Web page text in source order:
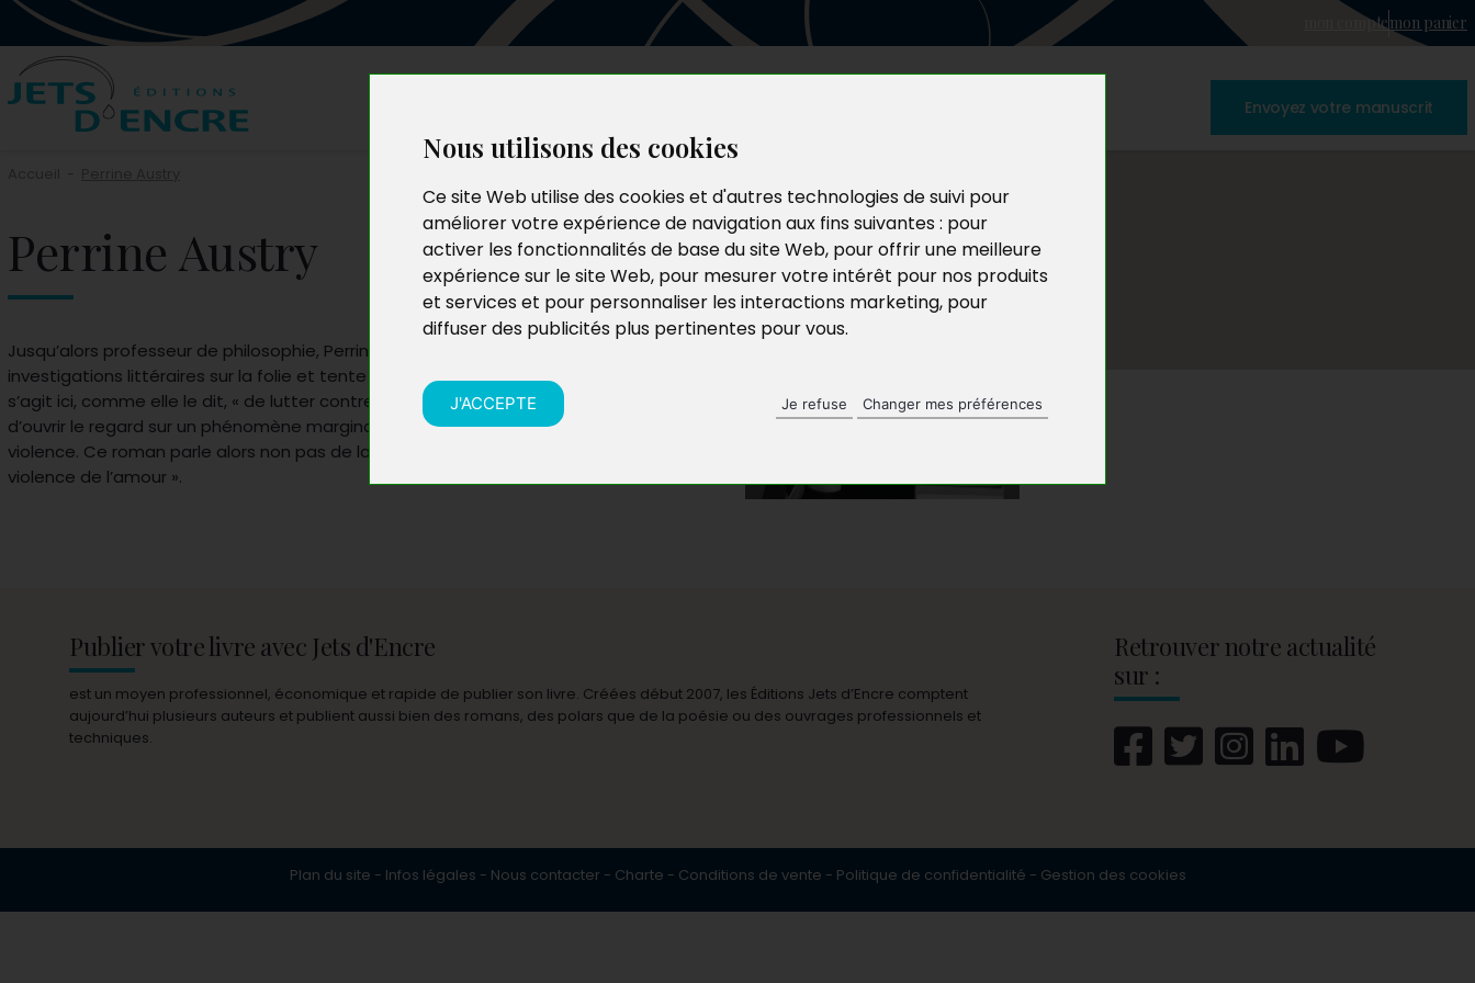
Nous utilisons des cookies
Ce site Web utilise des cookies et d'autres technologies de suivi pour
améliorer votre expérience de navigation aux fins suivantes : pour
activer les fonctionnalités de base du site Web, pour offrir une meilleure
expérience sur le site Web, pour mesurer votre intérêt pour nos produits
et services et pour personnaliser les interactions marketing, pour
diffuser des publicités plus pertinentes pour vous.
J'ACCEPTE Je refuse Changer mes préférences
mon comptemon panier
Envoyez votre manuscrit
Perrine Austry
Jusqu’alors professeur de philosophie, Perrine Austry centre depuis deux ans ses
investigations littéraires sur la folie et tente d’en définir certains contours. Il
s’agit ici, comme elle le dit, « de lutter contre certains préjugés sociétaux et
d’ouvrir le regard sur un phénomène marginal mais réel : l’amour peut épouser la
violence. Ce roman parle alors non pas de la violence dans l’amour mais de la
violence de l’amour ».
Publier votre livre avec Jets d'Encre
est un moyen professionnel, économique et rapide de publier son livre. Créées début 2007, les Éditions Jets d’Encre comptent
aujourd’hui plusieurs auteurs et publient aussi bien des romans, des polars que de la poésie ou des ouvrages professionnels et
techniques.
Retrouver notre actualité
sur :
Plan du site - Infos légales - Nous contacter - Charte - Conditions de vente - Politique de confidentialité - Gestion des cookies